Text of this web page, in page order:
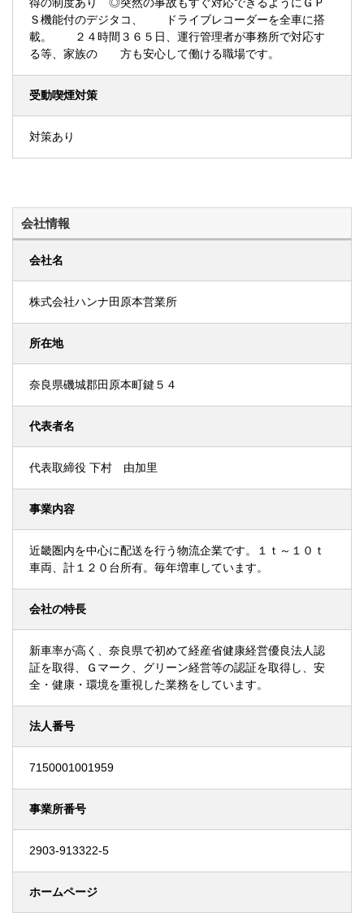
Ｓ機能付のデジタコ、 ドライブレコーダーを全車に搭
載。 ２４時間３６５日、運行管理者が事務所で対応す
る等、家族の 方も安心して働ける職場です。
受動喫煙対策
対策あり
会社情報
会社名
株式会社ハンナ田原本営業所
所在地
奈良県磯城郡田原本町鍵５４
代表者名
代表取締役 下村 由加里
事業内容
近畿圏内を中心に配送を行う物流企業です。１ｔ～１０ｔ
車両、計１２０台所有。毎年増車しています。
会社の特長
新車率が高く、奈良県で初めて経産省健康経営優良法人認
証を取得、Ｇマーク、グリーン経営等の認証を取得し、安
全・健康・環境を重視した業務をしています。
法人番号
7150001001959
事業所番号
2903-913322-5
ホームページ